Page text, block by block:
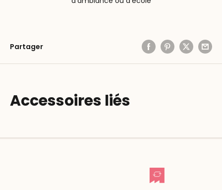
Partager
Accessoires liés